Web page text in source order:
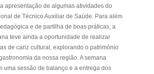
apresentação de algumas atividades do
de Técnico Auxiliar de Saúde. Para além
e de partilha de boas práticas, a
teve ainda a oportunidade de realizar
de cariz cultural, explorando o património
da nossa região. A semana
uma sessão de balanço e a entrega dos